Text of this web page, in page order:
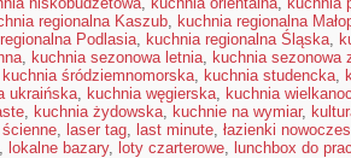
regionalna Kaszub, kuchnia regionalna
Podlasia, kuchnia regionalna Śląska,
, kuchnia sezonowa letnia, kuchnia sezonowa
kuchnia śródziemnomorska, kuchnia studencka,
ukraińska, kuchnia węgierska, kuchnia
, kuchnia żydowska, kuchnie na wymiar,
ścienne, laser tag, last minute, łazienki
, lokalne bazary, loty czarterowe, lunchbox do